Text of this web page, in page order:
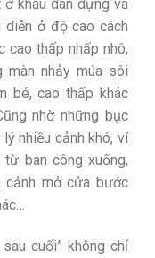
ở khâu dàn dựng và
diễn ở độ cao cách
cao thấp nhấp nhô,
nhảy múa sôi
bé, cao thấp khác
nhờ những bục
nhiều cảnh khó, ví
ban công xuống,
cảnh mở cửa bước
cuối” không chỉ